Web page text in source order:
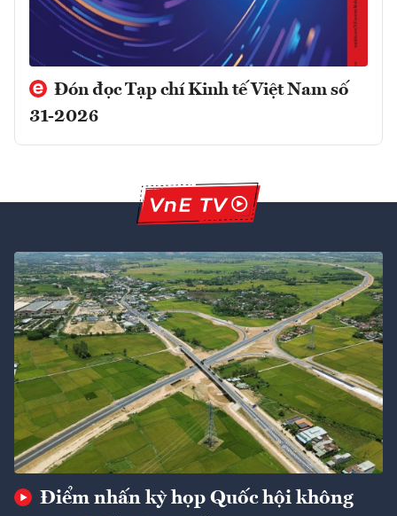
Đón đọc Tạp chí Kinh tế Việt Nam số
31-2026
Điểm nhấn kỳ họp Quốc hội không